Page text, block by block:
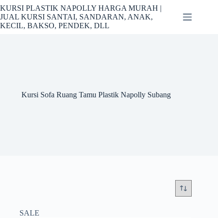
Skip
to
content
KURSI PLASTIK NAPOLLY HARGA MURAH |
JUAL KURSI SANTAI, SANDARAN, ANAK,
KECIL, BAKSO, PENDEK, DLL
Kursi Sofa Ruang Tamu Plastik Napolly Subang
SALE